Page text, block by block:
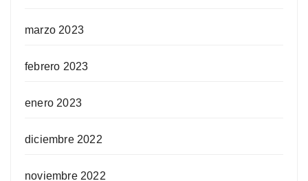
marzo 2023
febrero 2023
enero 2023
diciembre 2022
noviembre 2022